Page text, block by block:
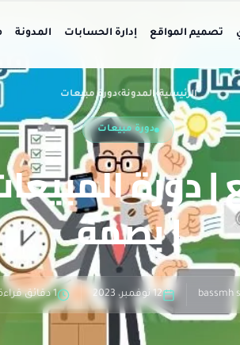
تصميم المواقع إدارة الحسابات المدونة
الرئيسية›المدونة›دورة مبيعات
دورة مبيعات
دورة
| بصمة
bassmh 12 نوفمبر، 2023 1 دقائق قراءة